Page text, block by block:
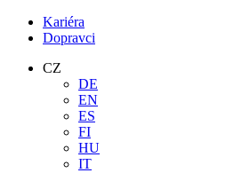
Kariéra
Dopravci
CZ
DE
EN
ES
FI
HU
IT